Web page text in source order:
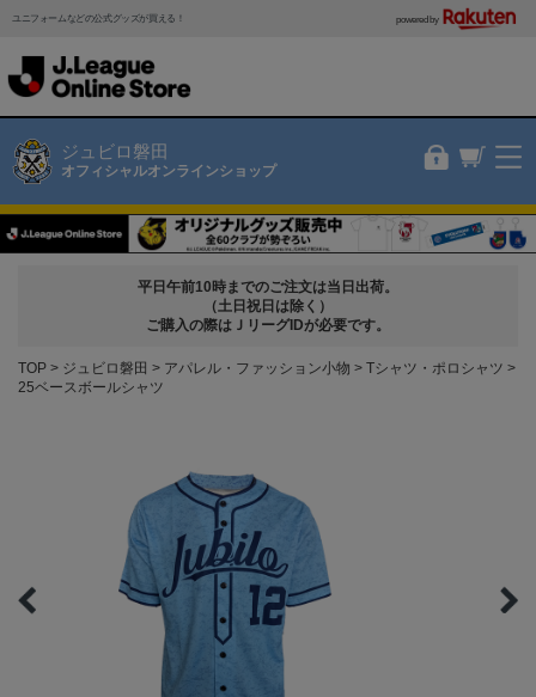
ユニフォームなどの公式グッズが買える！ powered by
ジュビロ磐田
オフィシャルオンラインショップ
平日午前10時までのご注文は当日出荷。
（土日祝日は除く）
ご購入の際はＪリーグIDが必要です。
TOP ジュビロ磐田 アパレル・ファッション小物
Tシャツ・ポロシャツ
25ベースボールシャツ